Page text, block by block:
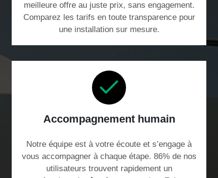
meilleure offre au juste prix, sans engagement.
Comparez les tarifs en toute transparence pour
une installation sur mesure.
Accompagnement humain
Notre équipe est à votre écoute et s’engage à
vous accompagner à chaque étape. 86% de nos
utilisateurs trouvent rapidement un